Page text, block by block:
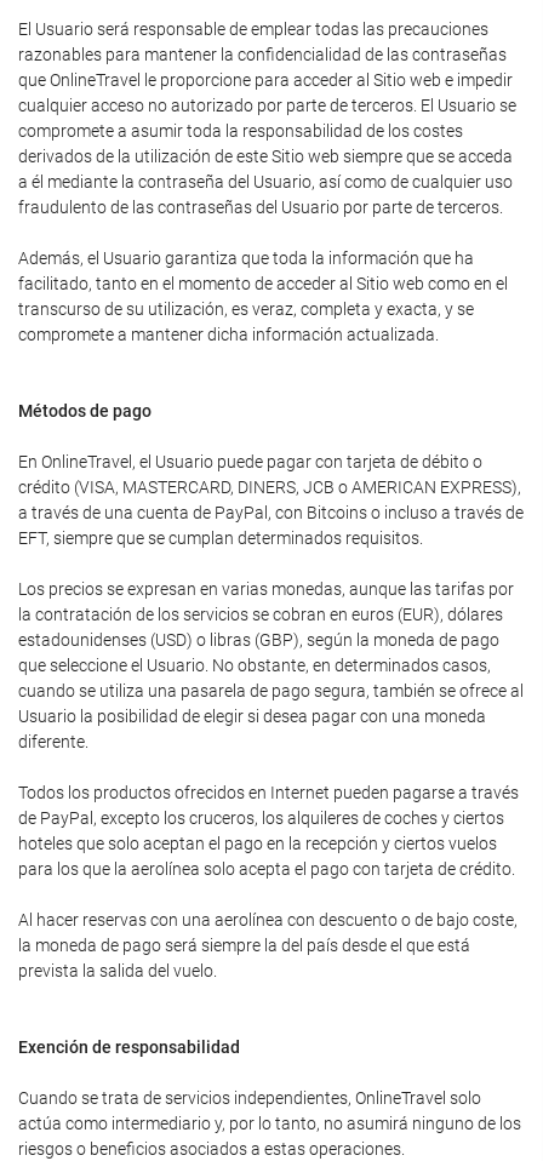
El Usuario será responsable de emplear todas las precauciones
razonables para mantener la confidencialidad de las contraseñas
que OnlineTravel le proporcione para acceder al Sitio web e impedir
cualquier acceso no autorizado por parte de terceros. El Usuario se
compromete a asumir toda la responsabilidad de los costes
derivados de la utilización de este Sitio web siempre que se acceda
a él mediante la contraseña del Usuario, así como de cualquier uso
fraudulento de las contraseñas del Usuario por parte de terceros.
Además, el Usuario garantiza que toda la información que ha
facilitado, tanto en el momento de acceder al Sitio web como en el
transcurso de su utilización, es veraz, completa y exacta, y se
compromete a mantener dicha información actualizada.
Métodos de pago
En OnlineTravel, el Usuario puede pagar con tarjeta de débito o
crédito (VISA, MASTERCARD, DINERS, JCB o AMERICAN EXPRESS),
a través de una cuenta de PayPal, con Bitcoins o incluso a través de
EFT, siempre que se cumplan determinados requisitos.
Los precios se expresan en varias monedas, aunque las tarifas por
la contratación de los servicios se cobran en euros (EUR), dólares
estadounidenses (USD) o libras (GBP), según la moneda de pago
que seleccione el Usuario. No obstante, en determinados casos,
cuando se utiliza una pasarela de pago segura, también se ofrece al
Usuario la posibilidad de elegir si desea pagar con una moneda
diferente.
Todos los productos ofrecidos en Internet pueden pagarse a través
de PayPal, excepto los cruceros, los alquileres de coches y ciertos
hoteles que solo aceptan el pago en la recepción y ciertos vuelos
para los que la aerolínea solo acepta el pago con tarjeta de crédito.
Al hacer reservas con una aerolínea con descuento o de bajo coste,
la moneda de pago será siempre la del país desde el que está
prevista la salida del vuelo.
Exención de responsabilidad
Cuando se trata de servicios independientes, OnlineTravel solo
actúa como intermediario y, por lo tanto, no asumirá ninguno de los
riesgos o beneficios asociados a estas operaciones.